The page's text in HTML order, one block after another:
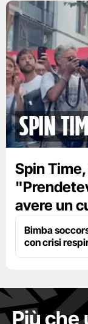
spin
Spin
avere un
Bimba
con crisi
Più che